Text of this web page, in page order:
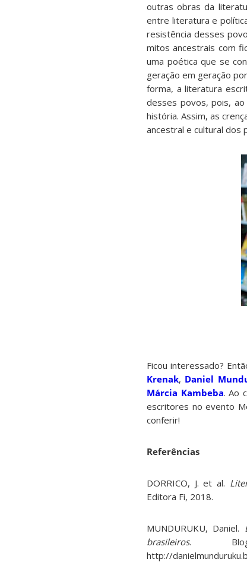
outras obras da
entre literatura e
resistência desses
mitos ancestrais com
uma poética que se
geração em geração
forma, a literatura
desses povos, pois,
história. Assim, as
ancestral e cultural dos
Ficou interessado?
Krenak, Daniel
Márcia Kambeba. Ao
escritores no evento
conferir!
Referências
DORRICO, J. et al.
Editora Fi, 2018.
MUNDURUKU, Daniel.
brasileiros. Blog
http://